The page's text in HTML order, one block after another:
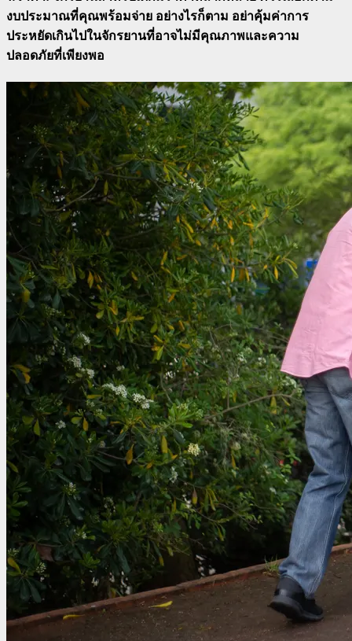
งบประมาณที่คุณพร้อมจ่าย อย่างไรก็ตาม อย่าคุ้มค่าการ
ประหยัดเกินไปในจักรยานที่อาจไม่มีคุณภาพและความ
ปลอดภัยที่เพียงพอ